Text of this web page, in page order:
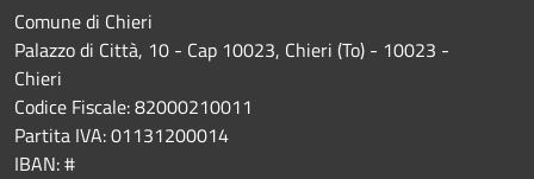
Comune di Chieri
Palazzo di Città, 10 - Cap 10023, Chieri (To) - 10023 -
Chieri
Codice Fiscale: 82000210011
Partita IVA: 01131200014
IBAN: #